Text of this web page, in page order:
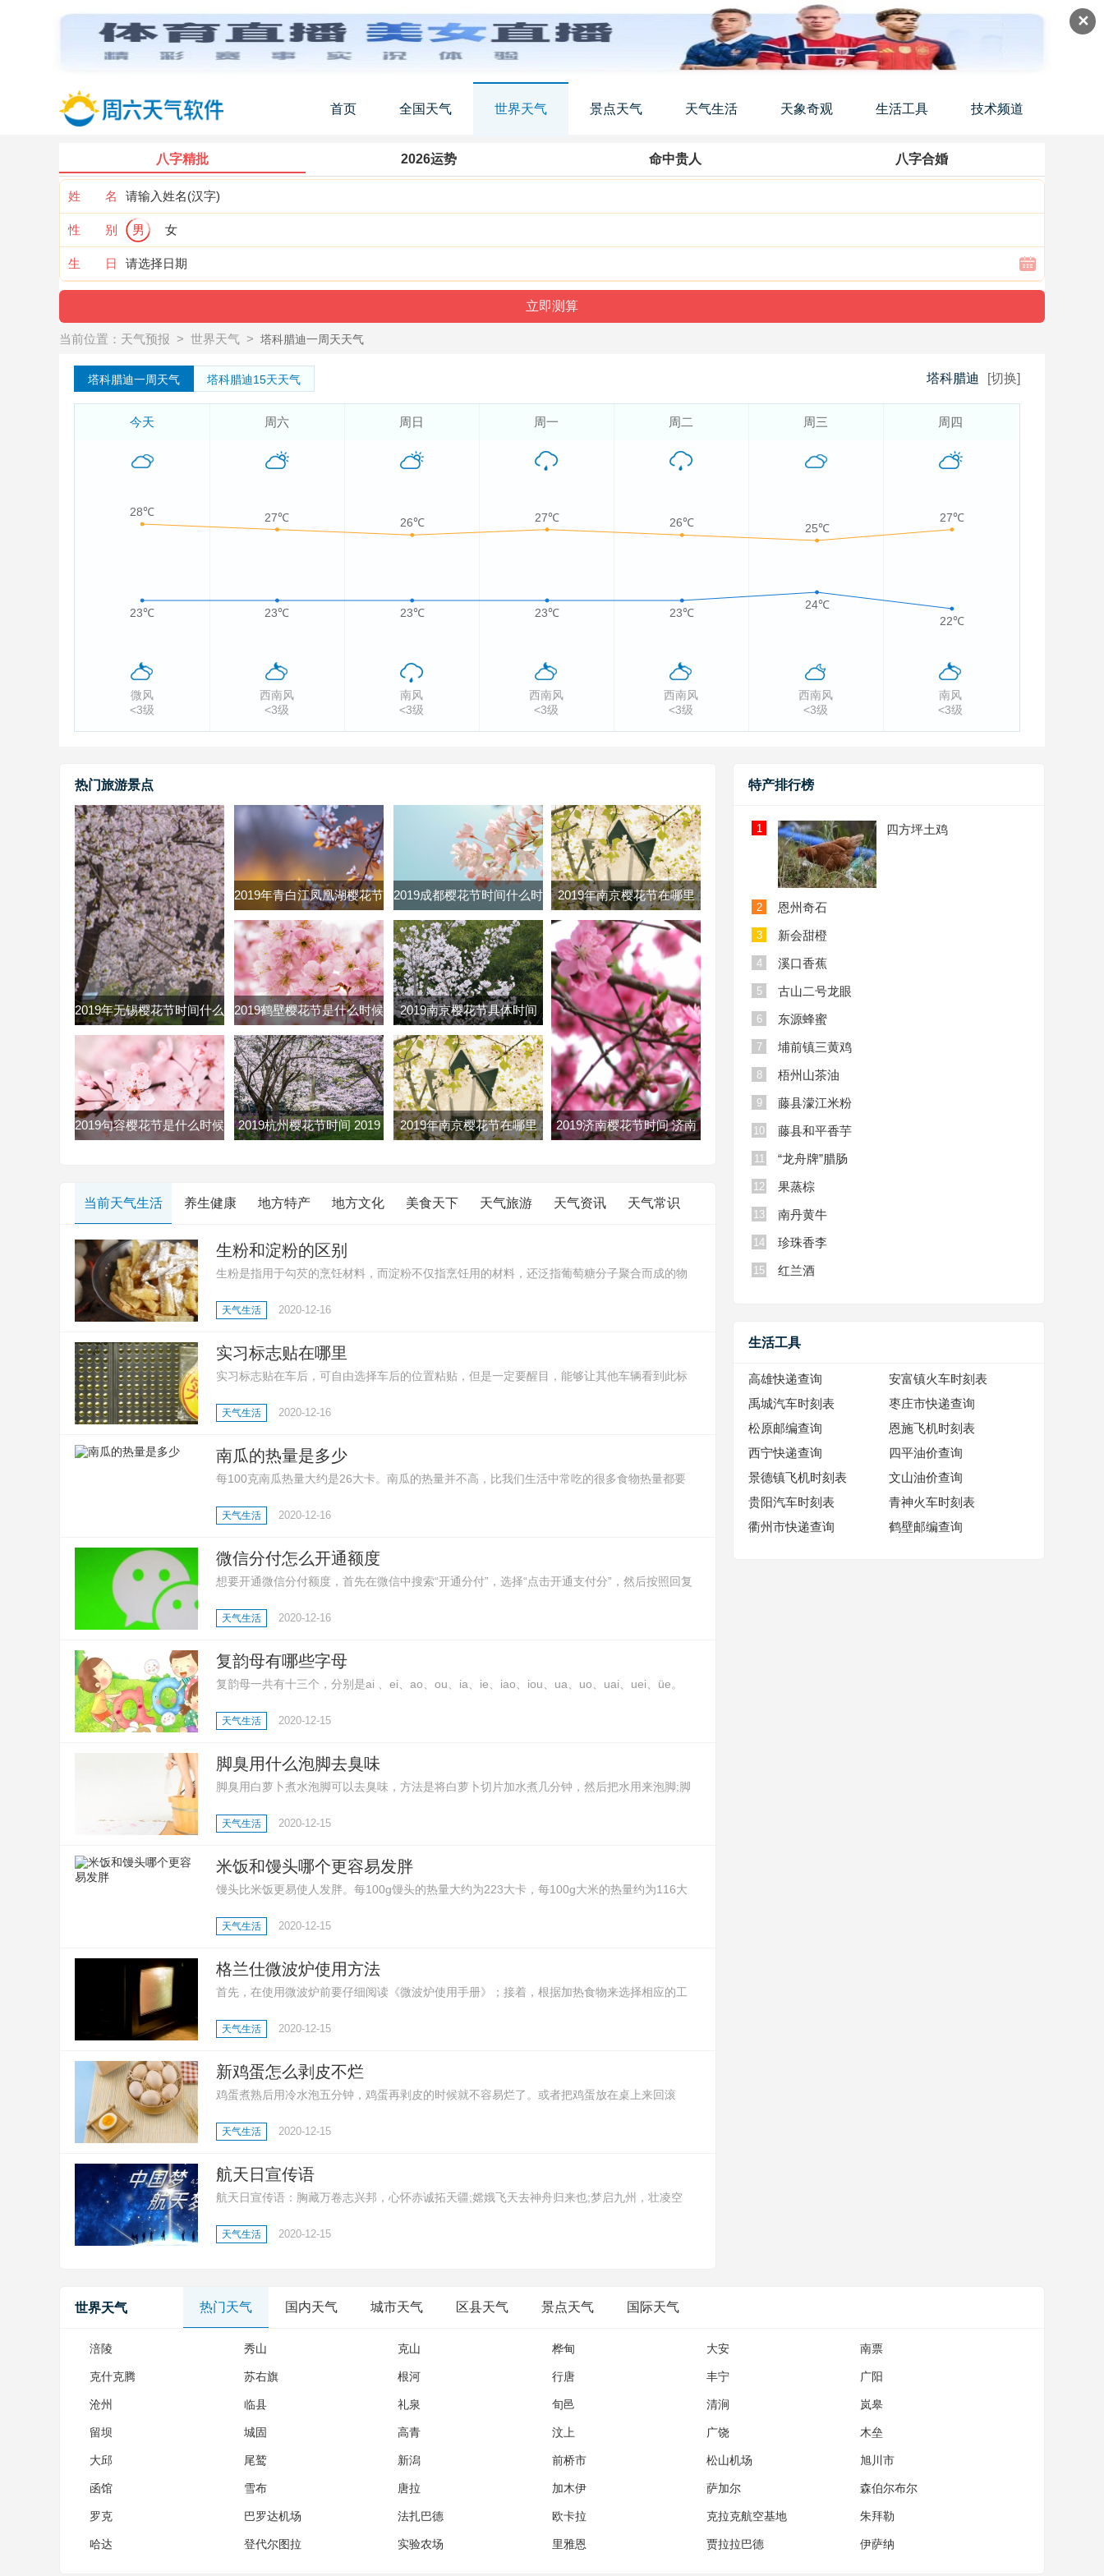
✕
首页 全国天气 世界天气 景点天气 天气生活 天象奇观 生活工具 技术频道
八字精批 2026运势 命中贵人 八字合婚
姓 名
性 别 男 女
生 日
当前位置： 天气预报 > 世界天气 > 塔科腊迪一周天天气
塔科腊迪一周天气 塔科腊迪15天天气 塔科腊迪 [切换]
今天 周六 周日 周一 周二 周三 周四
28℃ 27℃ 26℃ 27℃ 26℃ 25℃
27℃
23℃ 23℃ 23℃ 23℃ 23℃
24℃
22℃
微风 西南风 南风 西南风 西南风 西南风
南风
<3级
<3级 <3级 <3级 <3级 <3级 <3级
热门旅游景点
2019年无锡樱花节时间什么
时候 无锡鼋头渚樱花节
2019时间门票
2019句容樱花节是什么时候
2019年青白江凤凰湖樱花节
什么时候 2019青白江樱花
节时间及票价
2019成都樱花节时间什么时
候 成都樱花节时间地点门
票
2019鹤壁樱花节是什么时候
2019河南鹤壁市樱花节几号
2019南京樱花节具体时间
2019南京鸡鸣寺樱花几月开
2019杭州樱花节时间 2019 2019年南京樱花节在哪里
2019年南京樱花节在哪里
南京各大樱花节地址路线及
门票
2019济南樱花节时间 济南
当前天气生活 养生健康 地方特产 地方文化 美食天下 天气旅游 天气资讯 天气常识
生粉和淀粉的区别
生粉是指用于勾芡的烹饪材料，而淀粉不仅指烹饪用的材料，还泛指葡萄糖分子聚合而成的物
等多种淀粉;然后就是淀粉用途比生粉用途广，生粉适合用来勾芡，而淀粉可以用来制作蛋糕、
天气生活 2020-12-16
实习标志贴在哪里
实习标志贴在车后，可自由选择车后的位置粘贴，但是一定要醒目，能够让其他车辆看到此标
天气生活 2020-12-16
南瓜的热量是多少
每100克南瓜热量大约是26大卡。南瓜的热量并不高，比我们生活中常吃的很多食物热量都要
天气生活 2020-12-16
微信分付怎么开通额度
想要开通微信分付额度，首先在微信中搜索“开通分付”，选择“点击开通支付分”，然后按照回复
天气生活 2020-12-16
复韵母有哪些字母
复韵母一共有十三个，分别是ai 、ei、ao、ou、ia、ie、iao、iou、ua、uo、uai、uei、üe。
相加，而是一种新的固定的音组，在口、耳里与单元韵有同感，应把它们作为一个个语音整
天气生活 2020-12-15
脚臭用什么泡脚去臭味
脚臭用白萝卜煮水泡脚可以去臭味，方法是将白萝卜切片加水煮几分钟，然后把水用来泡脚;脚
醋，连续泡脚数次，也能达到去除脚臭味的效果。
天气生活 2020-12-15
米饭和馒头哪个更容易发胖
馒头比米饭更易使人发胖。每100g馒头的热量大约为223大卡，每100g大米的热量约为116大
天气生活 2020-12-15
格兰仕微波炉使用方法
首先，在使用微波炉前要仔细阅读《微波炉使用手册》；接着，根据加热食物来选择相应的工
工作，在听到提示音之后就可以取出食物。
天气生活 2020-12-15
新鸡蛋怎么剥皮不烂
鸡蛋煮熟后用冷水泡五分钟，鸡蛋再剥皮的时候就不容易烂了。或者把鸡蛋放在桌上来回滚
浅的坑后在放进锅里煮，熟后剥鸡蛋皮，鸡蛋就不会烂了。
天气生活 2020-12-15
航天日宣传语
航天日宣传语：胸藏万卷志兴邦，心怀赤诚拓天疆;嫦娥飞天去神舟归来也;梦启九州，壮凌空
凌云之志;缘定寰宇，铭空天之魂;高精尖，创国际一流;诚信爱，续世纪航天。
天气生活 2020-12-15
特产排行榜
1 四方坪土鸡
2 恩州奇石
3 新会甜橙
4 溪口香蕉
5 古山二号龙眼
6 东源蜂蜜
7 埔前镇三黄鸡
8 梧州山茶油
9 藤县濛江米粉
10 藤县和平香芋
11 “龙舟牌”腊肠
12 果蒸棕
13 南丹黄牛
14 珍珠香李
15 红兰酒
生活工具
高雄快递查询
安富镇火车时刻表
禹城汽车时刻表
枣庄市快递查询
松原邮编查询
恩施飞机时刻表
西宁快递查询
四平油价查询
景德镇飞机时刻表
文山油价查询
贵阳汽车时刻表
青神火车时刻表
衢州市快递查询
鹤壁邮编查询
世界天气 热门天气 国内天气 城市天气 区县天气 景点天气 国际天气
涪陵 秀山 克山 桦甸 大安 南票
克什克腾 苏右旗 根河 行唐 丰宁 广阳
沧州 临县 礼泉 旬邑 清涧 岚皋
留坝 城固 高青 汶上 广饶 木垒
大邱 尾鹫 新潟 前桥市 松山机场 旭川市
函馆 雪布 唐拉 加木伊 萨加尔 森伯尔布尔
罗克 巴罗达机场 法扎巴德 欧卡拉 克拉克航空基地 朱拜勒
哈达 登代尔图拉 实验农场 里雅恩 贾拉拉巴德 伊萨纳